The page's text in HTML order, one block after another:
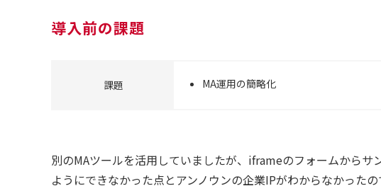
導入前の課題
課題 MA運用の簡略化
別のMAツールを活用していましたが、iframeのフォームから
ようにできなかった点とアンノウンの企業IPがわからなかった